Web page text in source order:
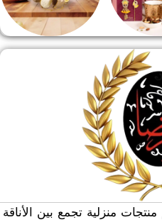
منزلية تجمع بين الأناقة